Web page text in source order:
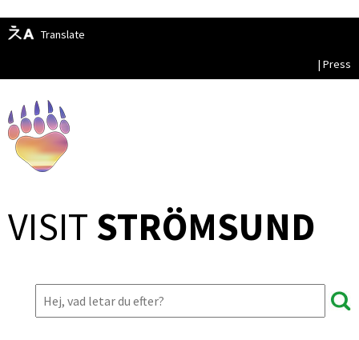
Translate
| Press
VISIT STRÖMSUND